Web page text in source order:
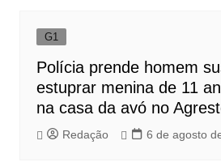
G1
Polícia prende homem
estuprar menina de 11
na casa da avó no
Redação 6 de agosto